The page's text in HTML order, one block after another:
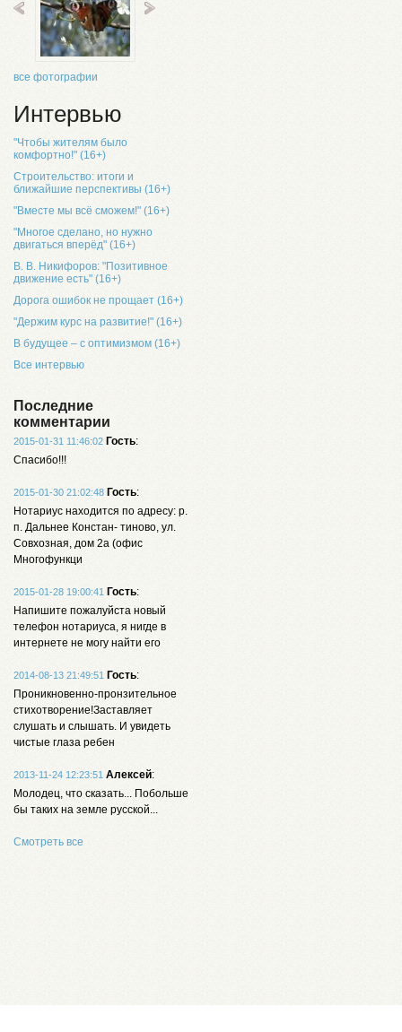
все фотографии
Интервью
"Чтобы жителям было
комфортно!" (16+)
Строительство: итоги и
ближайшие перспективы (16+)
"Вместе мы всё сможем!" (16+)
"Многое сделано, но нужно
двигаться вперёд" (16+)
В. В. Никифоров: "Позитивное
движение есть" (16+)
Дорога ошибок не прощает (16+)
"Держим курс на развитие!" (16+)
В будущее – с оптимизмом (16+)
Все интервью
Последние
комментарии
2015-01-31 11:46:02 Гость:
Спасибо!!!
2015-01-30 21:02:48 Гость:
Нотариус находится по адресу: р.
п. Дальнее Констан- тиново, ул.
Совхозная, дом 2а (офис
Многофункци
2015-01-28 19:00:41 Гость:
Напишите пожалуйста новый
телефон нотариуса, я нигде в
интернете не могу найти его
2014-08-13 21:49:51 Гость:
Проникновенно-пронзительное
стихотворение!Заставляет
слушать и слышать. И увидеть
чистые глаза ребен
2013-11-24 12:23:51 Алексей:
Молодец, что сказать... Побольше
бы таких на земле русской...
Смотреть все